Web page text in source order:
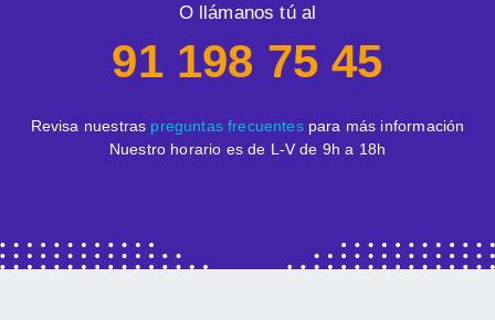
O llámanos tú al
91 198 75 45
Revisa nuestras preguntas frecuentespara más información
Nuestro horario es de L-V de 9h a 18h